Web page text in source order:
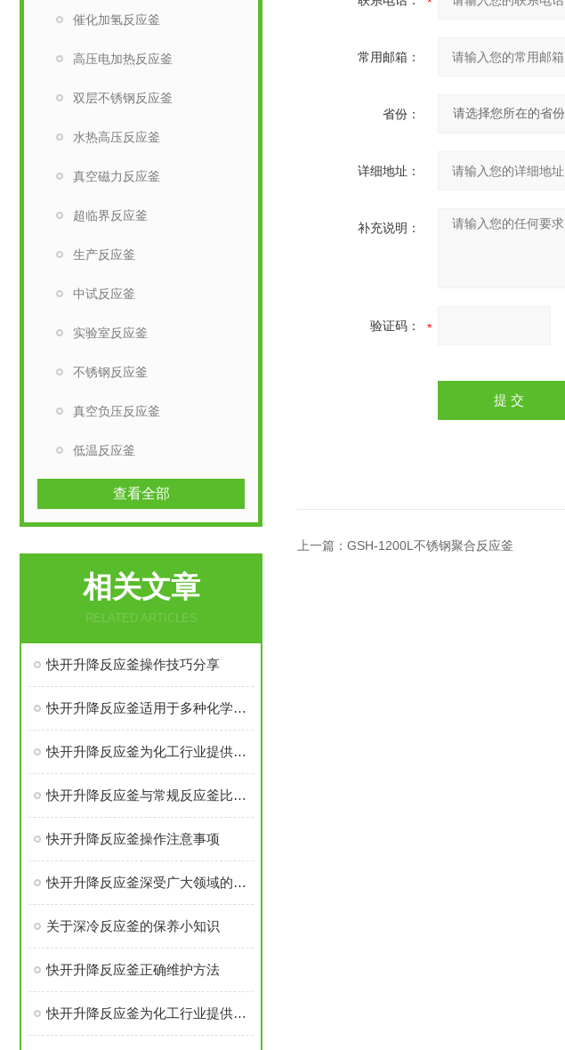
催化加氢反应釜
高压电加热反应釜
双层不锈钢反应釜
水热高压反应釜
真空磁力反应釜
超临界反应釜
生产反应釜
中试反应釜
实验室反应釜
不锈钢反应釜
真空负压反应釜
低温反应釜
查看全部
相关文章
RELATED ARTICLES
快开升降反应釜操作技巧分享
快开升降反应釜适用于多种化学反应和工艺流程
快开升降反应釜为化工行业提供更加便捷的操作
快开升降反应釜与常规反应釜比较，具有如下特点
快开升降反应釜操作注意事项
快开升降反应釜深受广大领域的青睐
关于深冷反应釜的保养小知识
快开升降反应釜正确维护方法
快开升降反应釜为化工行业提供了那些更加便捷的操作
常用邮箱：
省份：
详细地址：
补充说明：
验证码：
上一篇： GSH-1200L不锈钢聚合反应釜